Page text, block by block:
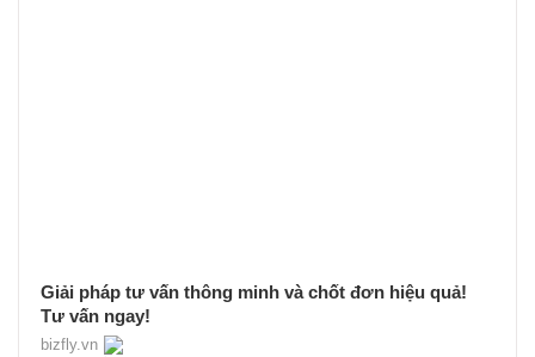
Giải pháp tư vấn thông minh và chốt đơn hiệu quả!
Tư vấn ngay!
bizfly.vn